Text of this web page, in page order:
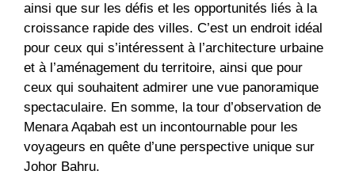
ainsi que sur les défis et les opportunités liés à la
croissance rapide des villes. C’est un endroit idéal
pour ceux qui s’intéressent à l’architecture urbaine
et à l’aménagement du territoire, ainsi que pour
ceux qui souhaitent admirer une vue panoramique
spectaculaire. En somme, la tour d’observation de
Menara Aqabah est un incontournable pour les
voyageurs en quête d’une perspective unique sur
Johor Bahru.